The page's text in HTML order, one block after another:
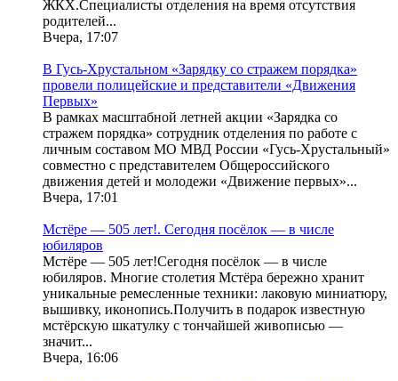
ЖКХ.Специалисты отделения на время отсутствия
родителей...
Вчера, 17:07
В Гусь-Хрустальном «Зарядку со стражем порядка»
провели полицейские и представители «Движения
Первых»
В рамках масштабной летней акции «Зарядка со
стражем порядка» сотрудник отделения по работе с
личным составом МО МВД России «Гусь-Хрустальный»
совместно с представителем Общероссийского
движения детей и молодежи «Движение первых»...
Вчера, 17:01
Мстёре — 505 лет!. Сегодня посёлок — в числе
юбиляров
Мстёре — 505 лет!Сегодня посёлок — в числе
юбиляров. Многие столетия Мстёра бережно хранит
уникальные ремесленные техники: лаковую миниатюру,
вышивку, иконопись.Получить в подарок известную
мстёрскую шкатулку с тончайшей живописью —
значит...
Вчера, 16:06